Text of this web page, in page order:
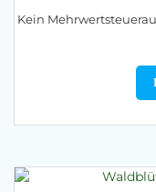
Kein